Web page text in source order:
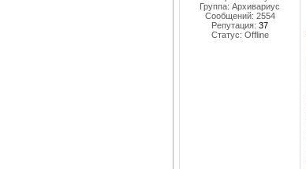
Группа: Архивариус
Сообщений: 2554
Репутация: 37
Статус: Offline